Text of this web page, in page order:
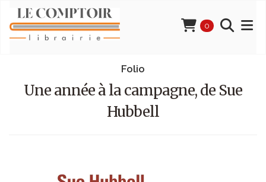
0
Folio
Une année à la campagne, de Sue
Hubbell